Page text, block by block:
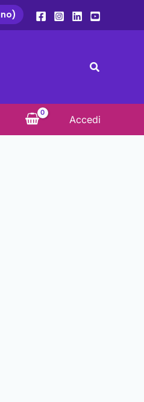
Search
Accedi